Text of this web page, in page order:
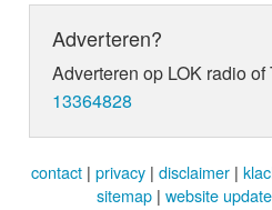
Adverteren?
Adverteren op LOK radio
13364828
contact | privacy | disclaimer |
sitemap | website